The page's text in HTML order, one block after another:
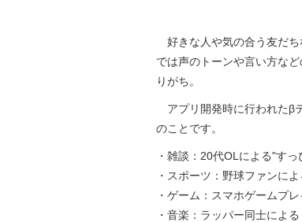
好きな人や気の合う友だち
では声のトーンや言い方な
りがち。
アプリ開発時に行われたβ
のことです。
・雑談：20代OLによる"す
・スポーツ：野球ファンに
・ゲーム：スマホゲームプ
・音楽：ラッパー同士によ